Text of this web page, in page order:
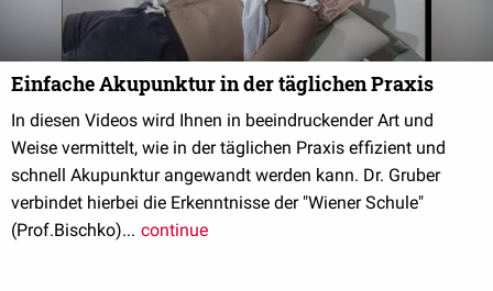
Einfache Akupunktur in der täglichen Praxis
In diesen Videos wird Ihnen in beeindruckender Art und
Weise vermittelt, wie in der täglichen Praxis effizient und
schnell Akupunktur angewandt werden kann. Dr. Gruber
verbindet hierbei die Erkenntnisse der "Wiener Schule"
(Prof.Bischko)... continue